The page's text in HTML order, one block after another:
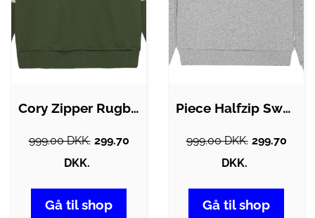
Cory Zipper Rugby Sweatshirt
999.00 DKK. 299.70
DKK.
Gå til shop
Piece Halfzip Sweatshirt
999.00 DKK. 299.70
DKK.
Gå til shop